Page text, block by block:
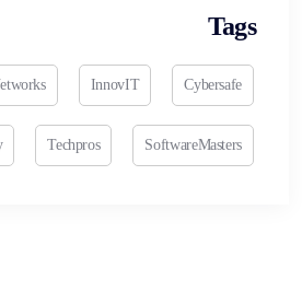
Tags
Cybersafe
InnovIT
SoftwareMasters
Techpros